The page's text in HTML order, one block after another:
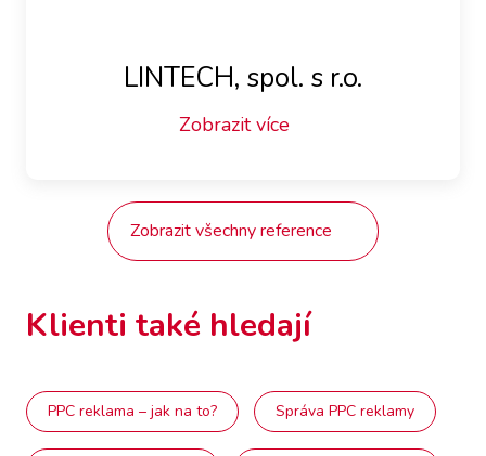
LINTECH, spol. s r.o.
Zobrazit více
Zobrazit všechny reference
Klienti také hledají
PPC reklama – jak na to? Správa PPC reklamy